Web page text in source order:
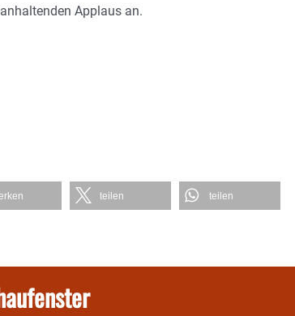
Applaus an.
teilen teilen